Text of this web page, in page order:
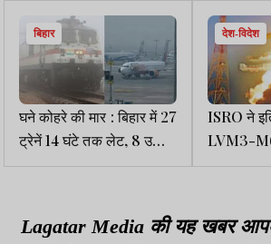
बिहार
घने कोहरे की मार : बिहार में 27
ट्रेनें 14 घंटे तक लेट, 8 उड़ानें
रद्द, 41 डिले
देश-विदेश
ISRO ने
LVM3-
अंतरिक्ष में
Lagatar Media की यह खबर